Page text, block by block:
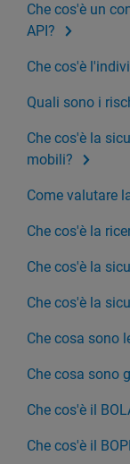
Che cos'è un
API?
Che cos'è
Quali sono i
Che cos'è la
mobili?
Come valutare
Che cos'è la
Che cos'è la
Che cos'è la
Che cosa sono
Che cosa sono
Che cos'è il
Che cos'è il